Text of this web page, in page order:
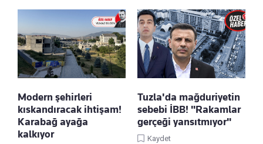
Modern şehirleri
kıskandıracak ihtişam!
Karabağ ayağa
kalkıyor
Tuzla'da mağduriyetin
sebebi İBB! "Rakamlar
gerçeği yansıtmıyor"
Kaydet